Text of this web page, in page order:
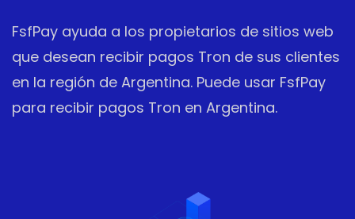
FsfPay ayuda a los propietarios de sitios web
que desean recibir pagos Tron de sus clientes
en la región de Argentina. Puede usar FsfPay
para recibir pagos Tron en Argentina.